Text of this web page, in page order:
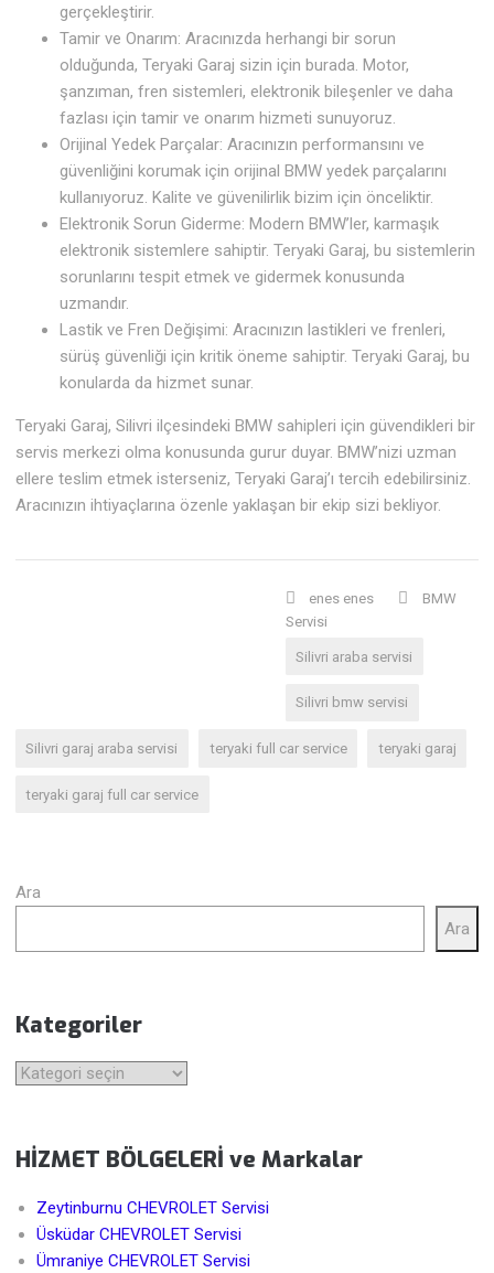
gerçekleştirir.
Tamir ve Onarım: Aracınızda herhangi bir sorun
olduğunda, Teryaki Garaj sizin için burada. Motor,
şanzıman, fren sistemleri, elektronik bileşenler ve daha
fazlası için tamir ve onarım hizmeti sunuyoruz.
Orijinal Yedek Parçalar: Aracınızın performansını ve
güvenliğini korumak için orijinal BMW yedek parçalarını
kullanıyoruz. Kalite ve güvenilirlik bizim için önceliktir.
Elektronik Sorun Giderme: Modern BMW’ler, karmaşık
elektronik sistemlere sahiptir. Teryaki Garaj, bu sistemlerin
sorunlarını tespit etmek ve gidermek konusunda
uzmandır.
Lastik ve Fren Değişimi: Aracınızın lastikleri ve frenleri,
sürüş güvenliği için kritik öneme sahiptir. Teryaki Garaj, bu
konularda da hizmet sunar.
Teryaki Garaj, Silivri ilçesindeki BMW sahipleri için güvendikleri bir
servis merkezi olma konusunda gurur duyar. BMW’nizi uzman
ellere teslim etmek isterseniz, Teryaki Garaj’ı tercih edebilirsiniz.
Aracınızın ihtiyaçlarına özenle yaklaşan bir ekip sizi bekliyor.
enes enes
BMW
Servisi
Silivri araba servisi
Silivri bmw servisi
Silivri garaj araba servisi teryaki full car service teryaki garaj
teryaki garaj full car service
Ara
Ara
Kategoriler
Kategoriler
HİZMET BÖLGELERİ ve Markalar
Zeytinburnu CHEVROLET Servisi
Üsküdar CHEVROLET Servisi
Ümraniye CHEVROLET Servisi